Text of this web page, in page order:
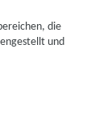
die
und